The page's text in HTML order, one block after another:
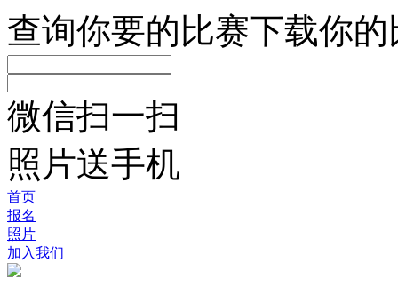
查询你要的比赛下载你
微信扫一扫
照片送手机
首页
报名
照片
加入我们